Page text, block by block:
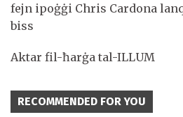
fejn ipoġġi Chris Cardona
biss
Aktar fil-ħarġa tal-ILLUM
RECOMMENDED FOR YOU